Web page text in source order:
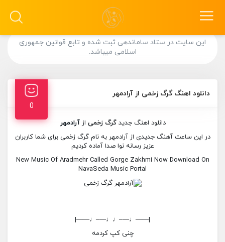
این سایت در ستاد ساماندهی ثبت شده و تابع قوانین جمهوری
اسلامی میباشد.
دانلود اهنگ گرگ زخمی از آرادمهر
0
دانلود اهنگ جدید گرگ زخمی از آرادمهر
در این ساعت آهنگ جدیدی از آرادمهر به نام گرگ زخمی برای شما کاربران
عزیز رسانه نوا صدا آماده کردیم
New Music Of Aradmehr Called Gorge Zakhmi Now Download On
NavaSeda Music Portal
|——♩—–♩♩—–♩——|
چنی کپ کردمه